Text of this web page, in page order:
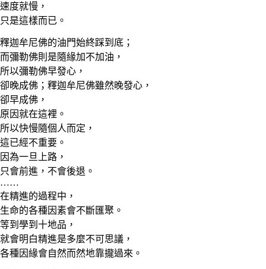
速度就慢，
只是這樣而已。
釋迦牟尼佛的油門始終踩到底；
而彌勒佛則是隨緣加不加油，
所以彌勒佛早發心，
卻晚成佛；釋迦牟尼佛雖然晚發心，
卻早成佛，
原因就在這裡。
所以快慢隨個人而定，
這已經不重要。
因為一旦上路，
只會前進，不會後退。
……
在精進的過程中，
生命的各種因素會不斷匯聚。
等到學到十地品，
就會明白精進是多麼不可思議，
各種因緣會自然而然地靠攏過來。